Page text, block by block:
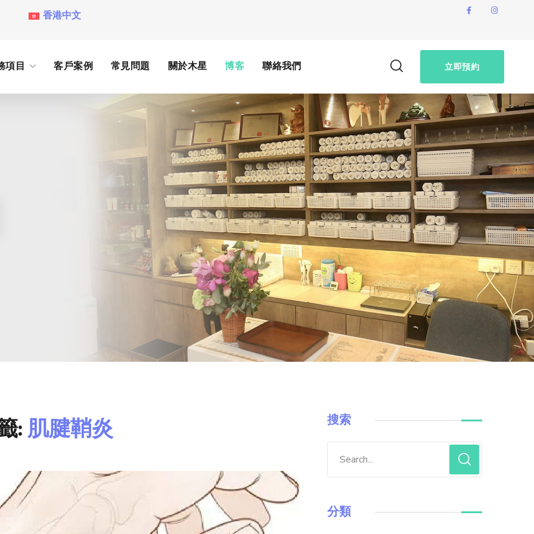
香港中文
項目 客戶案例 常見問題 關於木星 博客 聯絡我們 立即預約
:肌腱鞘炎 搜索
分類